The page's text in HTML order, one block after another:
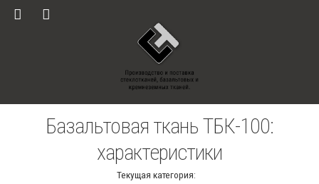
Базальтовая ткань ТБК-100:
характеристики
Текущая категория: